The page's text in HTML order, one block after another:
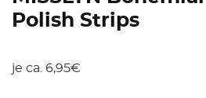
Polish Strips
je ca. 6,95€